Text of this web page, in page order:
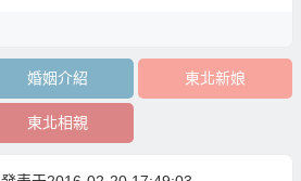
婚姻介紹 東北新娘
東北相親